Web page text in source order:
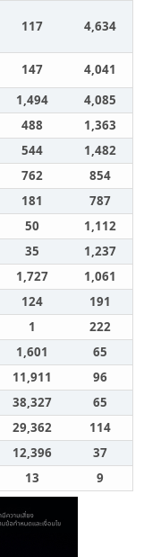
117 4,634
147
4,041
1,494
4,085
488
1,363
544
1,482
762
854
181
787
50
1,112
35
1,237
1,727
1,061
124
191
1
222
1,601
65
11,911
96
38,327
65
29,362
114
12,396
37
13 9